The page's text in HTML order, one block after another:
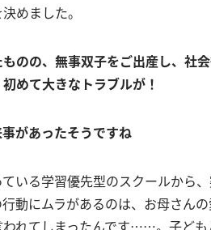
めました。
のの、無事双子をご出産し、社会
めて大きなトラブルが！
があったそうですね
いる学習優先型のスクールから
動にムラがあるのは、お母さん
れてしまったんです……。子ど